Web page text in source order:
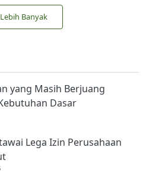
Banyak
yang Masih Berjuang
Dasar
Lega Izin Perusahaan